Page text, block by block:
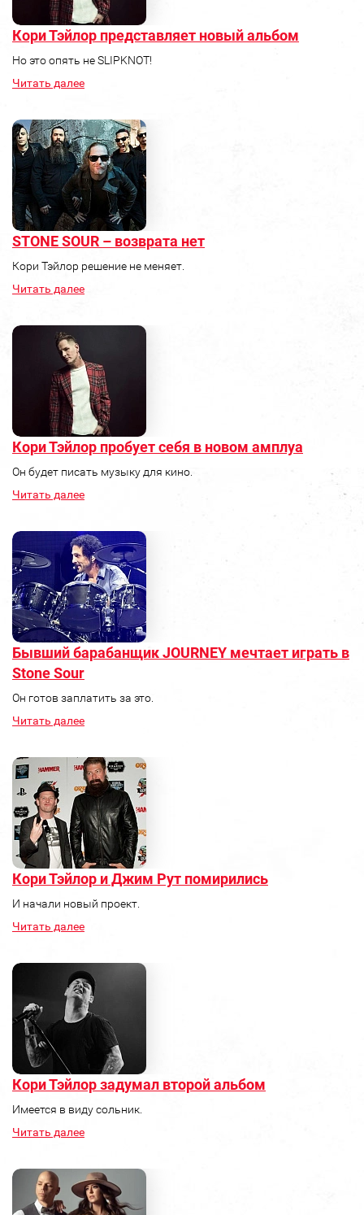
Кори Тэйлор представляет новый альбом
Но это опять не SLIPKNOT!
Читать далее
STONE SOUR – возврата нет
Кори Тэйлор решение не меняет.
Читать далее
Кори Тэйлор пробует себя в новом амплуа
Он будет писать музыку для кино.
Читать далее
Бывший барабанщик JOURNEY мечтает играть в
Stone Sour
Он готов заплатить за это.
Читать далее
Кори Тэйлор и Джим Рут помирились
И начали новый проект.
Читать далее
Кори Тэйлор задумал второй альбом
Имеется в виду сольник.
Читать далее